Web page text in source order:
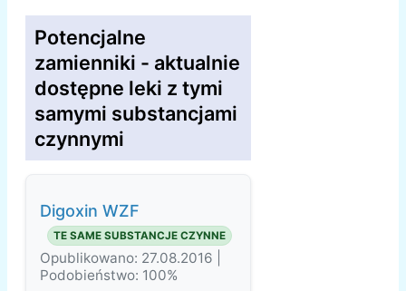
Potencjalne
zamienniki - aktualnie
dostępne leki z tymi
samymi substancjami
czynnymi
Digoxin WZF
TE SAME SUBSTANCJE CZYNNE
Opublikowano: 27.08.2016 |
Podobieństwo: 100%